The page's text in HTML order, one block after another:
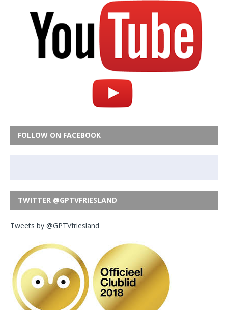
FOLLOW ON FACEBOOK
TWITTER @GPTVFRIESLAND
Tweets by @GPTVfriesland